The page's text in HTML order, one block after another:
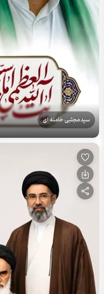
سید مجتبی خامنه ای